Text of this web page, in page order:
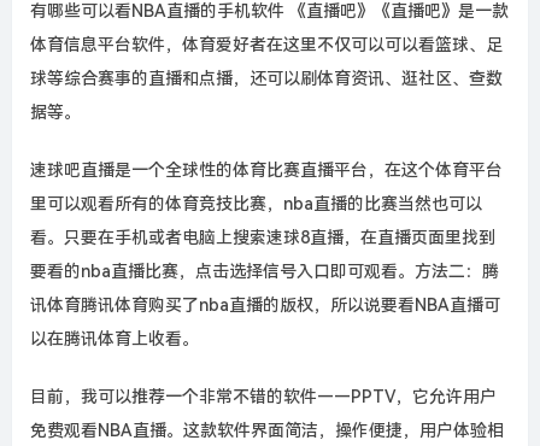
有哪些可以看NBA直播的手机软件 《直播吧》《直播吧》是一款
体育信息平台软件，体育爱好者在这里不仅可以可以看篮球、足
球等综合赛事的直播和点播，还可以刷体育资讯、逛社区、查数
据等。
速球吧直播是一个全球性的体育比赛直播平台，在这个体育平台
里可以观看所有的体育竞技比赛，nba直播的比赛当然也可以
看。只要在手机或者电脑上搜索速球8直播，在直播页面里找到
要看的nba直播比赛，点击选择信号入口即可观看。方法二：腾
讯体育腾讯体育购买了nba直播的版权，所以说要看NBA直播可
以在腾讯体育上收看。
目前，我可以推荐一个非常不错的软件——PPTV，它允许用户
免费观看NBA直播。这款软件界面简洁，操作便捷，用户体验相